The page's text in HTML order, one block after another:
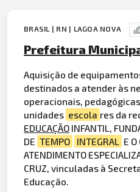
BRASIL | RN | LAGOA NOVA
Prefeitura
Aquisição de
destinados a atender às
operacionais,
unidades escola res da
EDUCAÇÃO INFANTIL,
DE TEMPO INTEGRAL E O
ATENDIMENTO
CRUZ, vinculadas à
Educação.